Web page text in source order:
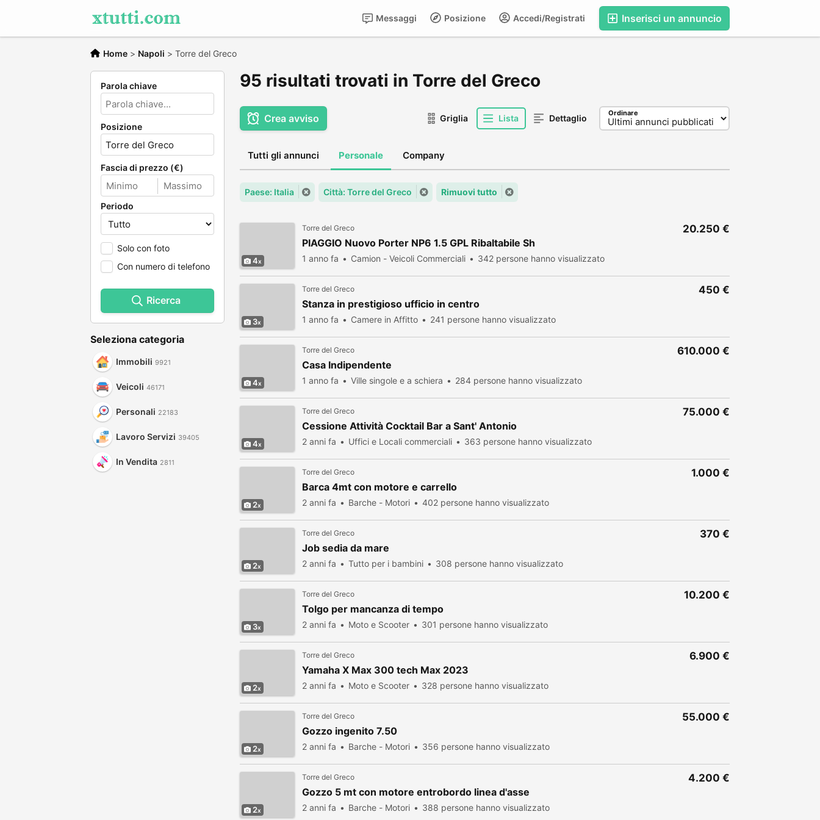
Inserisci un annuncio
Accedi/Registrati
Posizione
Messaggi
Home > Napoli > Torre del Greco
Parola chiave
Posizione
Fascia di prezzo (€)
Periodo
Solo con foto
Con numero di telefono
Ricerca
Seleziona categoria
Immobili 9921
Veicoli 46171
Personali 22183
Lavoro Servizi 39405
In Vendita 2811
95 risultati trovati in Torre del Greco
Crea avviso Griglia Lista Dettaglio Ordinare
Tutti gli annunci Personale Company
Paese: Italia Città: Torre del Greco Rimuovi tutto
4
Torre del Greco
PIAGGIO Nuovo Porter NP6 1.5 GPL Ribaltabile Sh
1 anno fa Camion - Veicoli Commerciali 342 persone hanno visualizzato
20.250 €
3
Torre del Greco
Stanza in prestigioso ufficio in centro
1 anno fa Camere in Affitto 241 persone hanno visualizzato
450 €
4
Torre del Greco
Casa Indipendente
1 anno fa Ville singole e a schiera 284 persone hanno visualizzato
610.000 €
4
Torre del Greco
Cessione Attività Cocktail Bar a Sant' Antonio
2 anni fa Uffici e Locali commerciali 363 persone hanno visualizzato
75.000 €
2
Torre del Greco
Barca 4mt con motore e carrello
2 anni fa Barche - Motori 402 persone hanno visualizzato
1.000 €
2
Torre del Greco
Job sedia da mare
2 anni fa Tutto per i bambini 308 persone hanno visualizzato
370 €
3
Torre del Greco
Tolgo per mancanza di tempo
2 anni fa Moto e Scooter 301 persone hanno visualizzato
10.200 €
2
Torre del Greco
Yamaha X Max 300 tech Max 2023
2 anni fa Moto e Scooter 328 persone hanno visualizzato
6.900 €
2
Torre del Greco
Gozzo ingenito 7.50
2 anni fa Barche - Motori 356 persone hanno visualizzato
55.000 €
2
Torre del Greco
Gozzo 5 mt con motore entrobordo linea d'asse
2 anni fa Barche - Motori 388 persone hanno visualizzato
4.200 €